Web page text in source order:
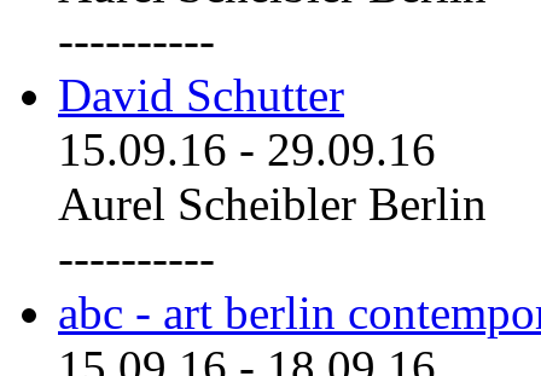
----------
David Schutter
15.09.16 - 29.09.16
Aurel Scheibler Berlin
----------
abc - art berlin